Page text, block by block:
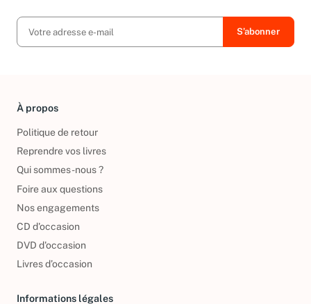
À propos
Politique de retour
Reprendre vos livres
Qui sommes-nous ?
Foire aux questions
Nos engagements
CD d'occasion
DVD d'occasion
Livres d’occasion
Informations légales